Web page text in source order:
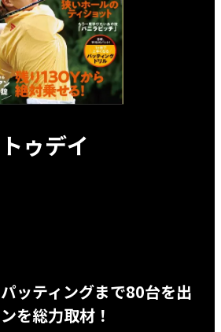
ゥデイ
ッティングまで80台を出
を総力取材！